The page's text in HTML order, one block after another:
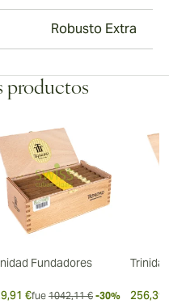
Robusto Extra
productos
Fundadores
€fue 1042,11 € -30% 256,39